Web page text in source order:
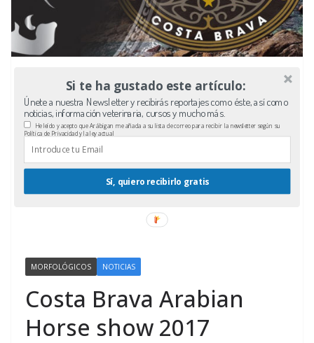
Si te ha gustado este artículo:
Únete a nuestra Newsletter y recibirás reportajes como éste, así como
noticias, información veterinaria, cursos y mucho más.
Sí, quiero recibirlo gratis
He leído y acepto que Arábigan me añada a su lista de correo para recibir la newsletter según su
Política de Privacidad y la ley actual
MORFOLÓGICOS NOTICIAS
Costa Brava Arabian
Horse show 2017